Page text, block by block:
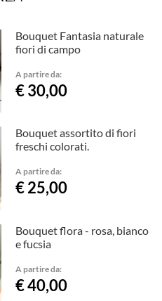
Bouquet Fantasia naturale
fiori di campo
A partire da:
€ 30,00
Bouquet assortito di fiori
freschi colorati.
A partire da:
€ 25,00
Bouquet flora - rosa, bianco
e fucsia
A partire da:
€ 40,00